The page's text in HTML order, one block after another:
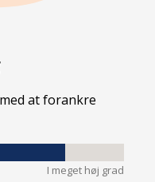
at forankre
I meget høj grad